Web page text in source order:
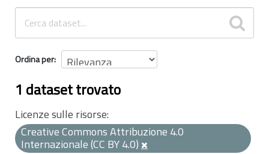
INFORMAZIONI
Ordina per
1 dataset trovato
Licenze sulle risorse:
Creative Commons Attribuzione 4.0
Internazionale (CC BY 4.0)